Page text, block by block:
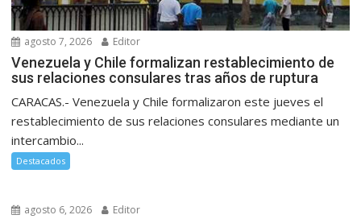
agosto 7, 2026 Editor
Venezuela y Chile formalizan restablecimiento de
sus relaciones consulares tras años de ruptura
CARACAS.- Venezuela y Chile formalizaron este jueves el
restablecimiento de sus relaciones consulares mediante un
intercambio...
Destacados
agosto 6, 2026 Editor